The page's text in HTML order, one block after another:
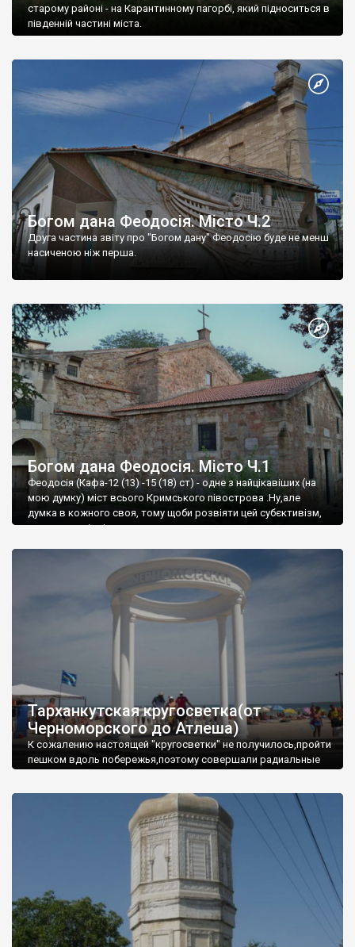
старому районі - на Карантинному пагорбі, який підноситься в
південній частині міста.
Богом дана Феодосія. Місто Ч.2
Друга частина звіту про "Богом дану" Феодосію буде не менш
насиченою ніж перша.
Богом дана Феодосія. Місто Ч.1
Феодосія (Кафа-12 (13) -15 (18) ст) - одне з найцікавіших (на
мою думку) міст всього Кримського півострова .Ну,але
думка в кожного своя, тому щоби розвіяти цей субєктивізм,
запрошую відвідати це
Тарханкутская кругосветка(от
Черноморского до Атлеша)
К сожалению настоящей "кругосветки" не получилось,пройти
пешком вдоль побережья,поэтому совершали радиальные